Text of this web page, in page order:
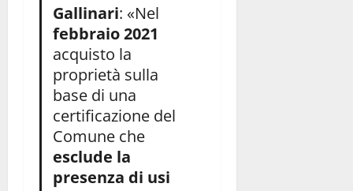
Gallinari: «Nel
febbraio 2021
acquisto la
proprietà sulla
base di una
certificazione del
Comune che
esclude la
presenza di usi